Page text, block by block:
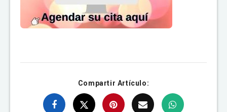
Compartir Artículo: